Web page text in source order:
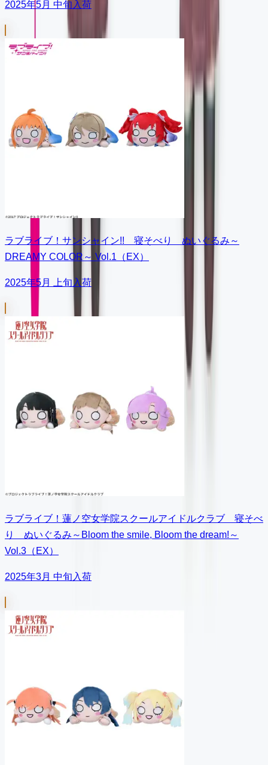
2025年5月 中旬入荷
ラブライブ！サンシャイン!! 寝そべり ぬいぐるみ～
DREAMY COLOR～ Vol.1（EX）
2025年5月 上旬入荷
ラブライブ！蓮ノ空女学院スクールアイドルクラブ 寝そべ
り ぬいぐるみ～Bloom the smile, Bloom the dream!～
Vol.3（EX）
2025年3月 中旬入荷